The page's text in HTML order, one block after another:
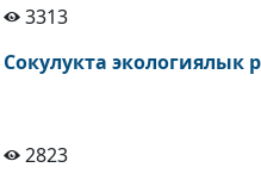
3313
Сокулукта
2823